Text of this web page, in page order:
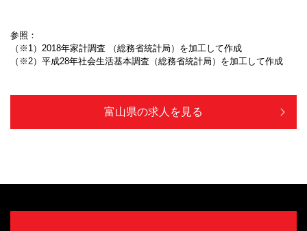
参照：
（※1）2018年家計調査 （総務省統計局）を加工して作成
（※2）平成28年社会生活基本調査（総務省統計局）を加工して作成
富山県の求人を見る